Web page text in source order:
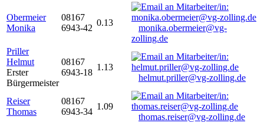
Obermeier
Monika
08167
6943-42
0.13
monika.obermeier@vg-
zolling.de
Priller
Helmut
Erster
Bürgermeister
08167
6943-18
1.13
helmut.priller@vg-zolling.de
Reiser
Thomas
08167
6943-34
1.09
thomas.reiser@vg-zolling.de